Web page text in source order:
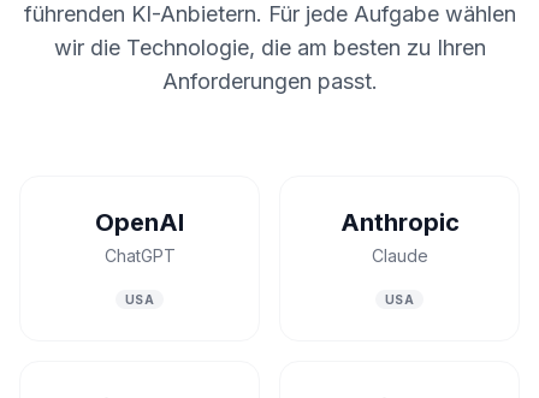
führenden KI-Anbietern. Für jede Aufgabe wählen
wir die Technologie, die am besten zu Ihren
Anforderungen passt.
OpenAI
ChatGPT
USA
Anthropic
Claude
USA